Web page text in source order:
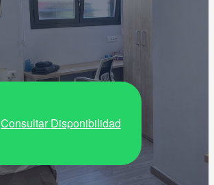
Consultar Disponibilidad